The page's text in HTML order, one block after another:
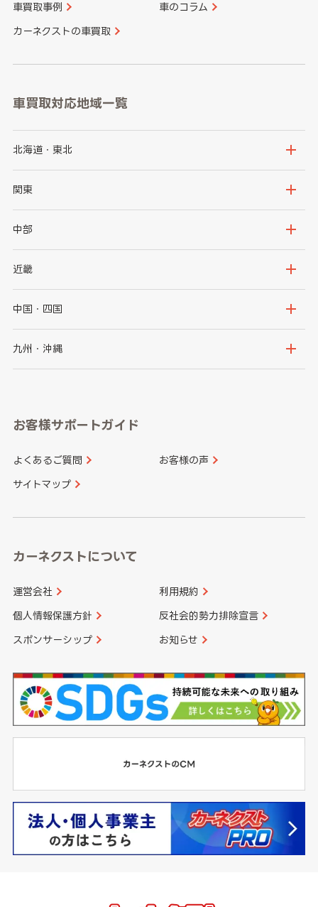
車買取事例 車のコラム
カーネクストの車買取
車買取対応地域一覧
北海道・東北
北海道
岩手県
秋田県
関東
茨城県
群馬県
千葉県
中部
新潟県
石川県
山梨県
愛知県
近畿
大阪府
京都府
和歌山県
中国・四国
鳥取県
山口県
香川県 愛媛県
九州・沖縄
長崎県
大分県 宮崎県
お客様サポートガイド
よくあるご質問 お客様の声
サイトマップ
カーネクストについて
運営会社 利用規約
個人情報保護方針 反社会的勢力排除宣言
スポンサーシップ お知らせ